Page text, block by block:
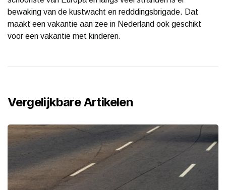
bewaking van de kustwacht en redddingsbrigade. Dat
maakt een vakantie aan zee in Nederland ook geschikt
voor een vakantie met kinderen.
Vergelijkbare Artikelen